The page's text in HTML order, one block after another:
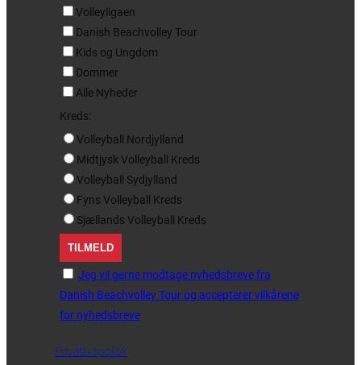
Volleyligaen
Danish Beachvolley Tour
Kids og Ungdom
Dommer
Alle Nyheder
Kreds:
Volleyball Nordjylland
Midtjysk Volleyball Kreds
Volleyball Sydjylland
Fyns Volleyball Kreds
Sjællands Volleyball Kreds
Jeg vil gerne modtage nyhedsbreve fra
Danish Beachvolley Tour og accepterer vilkårene
for nyhedsbreve
Privatlivspolitik